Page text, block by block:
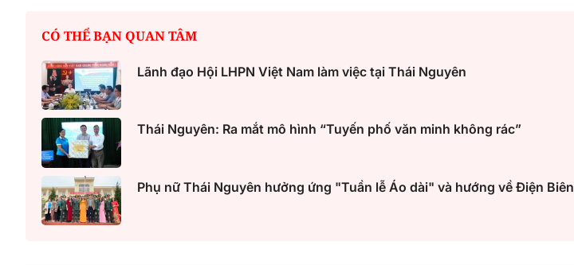
CÓ THỂ BẠN QUAN TÂM
Lãnh đạo Hội LHPN Việt Nam làm việc tại Thái Nguyên
Thái Nguyên: Ra mắt mô hình “Tuyến phố văn minh không rác”
Phụ nữ Thái Nguyên hưởng ứng "Tuần lễ Áo dài" và hướng về Điện Biên